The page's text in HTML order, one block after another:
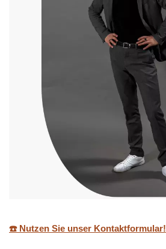
☎️ Nutzen Sie unser Kontaktformular!